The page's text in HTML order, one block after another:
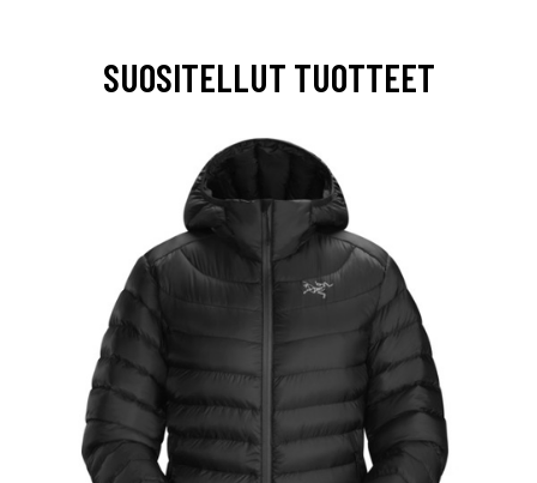
SUOSITELLUT TUOTTEET